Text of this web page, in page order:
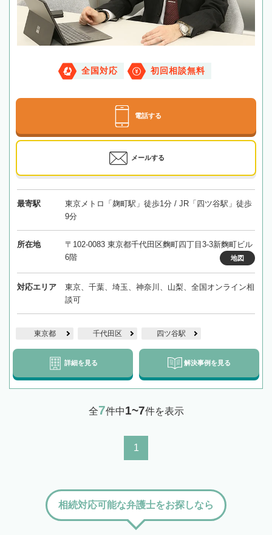
全国対応 初回相談無料
電話する
メールする
最寄駅
東京メトロ「麹町駅」徒歩1分 / JR「四ツ谷駅」徒歩
9分
所在地
〒102-0083 東京都千代田区麴町四丁目3-3新麴町ビル
6階
地図
対応エリア
東京、千葉、埼玉、神奈川、山梨、全国オンライン相
談可
東京都 千代田区 四ツ谷駅
詳細を見る 解決事例を見る
全7件中1~7件を表示
1
相続対応可能な弁護士をお探しなら